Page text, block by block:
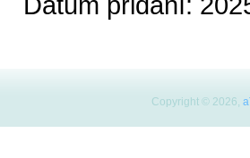
Copyright © 2026,